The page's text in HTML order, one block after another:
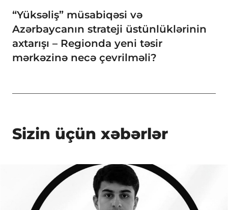
“Yüksəliş” müsabiqəsi və
Azərbaycanın strateji üstünlüklərinin
axtarışı – Regionda yeni təsir
mərkəzinə necə çevrilməli?
Sizin üçün xəbərlər